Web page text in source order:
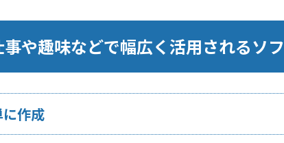
や趣味などで幅広く活用されるソ
作成